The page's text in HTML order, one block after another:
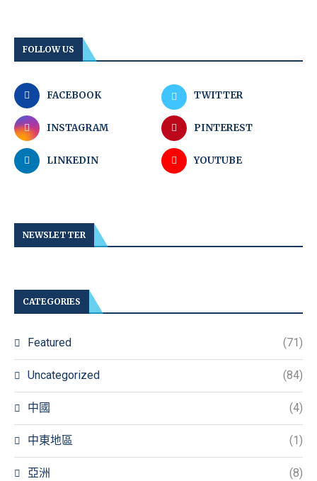
FOLLOW US
FACEBOOK TWITTER
INSTAGRAM PINTEREST
LINKEDIN YOUTUBE
NEWSLETTER
CATEGORIES
Featured (71)
Uncategorized (84)
中國 (4)
中東地區 (1)
亞洲 (8)